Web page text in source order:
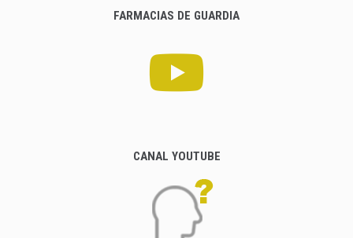
FARMACIAS DE GUARDIA
CANAL YOUTUBE